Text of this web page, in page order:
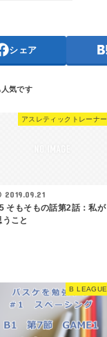
シェア
アスレティックトレーナー
2019.09.21
そもそもの話第2話：私が
うこと
B LEAGUE